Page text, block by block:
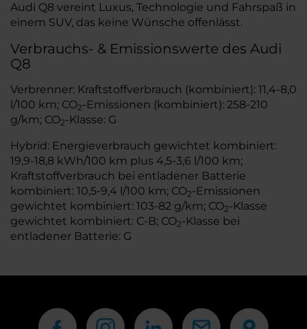
Audi Q8 vereint Luxus, Technologie und Fahrspaß in
einem SUV, das keine Wünsche offenlässt.
Verbrauchs- & Emissionswerte des Audi
Q8
Verbrenner: Kraftstoffverbrauch (kombiniert): 11,4-8,0
l/100 km; CO2-Emissionen (kombiniert): 258-210
g/km; CO2-Klasse: G
Hybrid: Energieverbrauch gewichtet kombiniert:
19,9-18,8 kWh/100 km plus 4,5-3,6 l/100 km;
Kraftstoffverbrauch bei entladener Batterie
kombiniert: 10,5-9,4 l/100 km; CO2-Emissionen
gewichtet kombiniert: 103-82 g/km; CO2-Klasse
gewichtet kombiniert: C-B; CO2-Klasse bei
entladener Batterie: G